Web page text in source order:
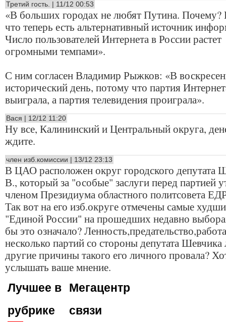
Третий гость. | 11/12 00:53
«В больших городах не любят Путина.
что теперь есть альтернативный источник
Число пользователей Интернета в России растет
огромными темпами».
С ним согласен Владимир Рыжков: «В
исторический день, потому что партия
выиграла, а партия телевидения проиграла».
Вася | 12/12 11:20
Ну все, Калининский и Центральный округа,
ждите.
член изб.комиссии | 13/12 23:13
В ЦАО расположен округ городского депутата
В., который за "особые" заслуги перед партией
членом Президиума областного политсовета
Так вот на его изб.округе отмечены самые
"Единой России" на прошедших недавно
бы это означало?
несколько партий со стороны депутата Шевчика
другие причины такого его личного провала?
услышать ваше мнение.
Лучшее в
рубрике
Мегацентр
связи